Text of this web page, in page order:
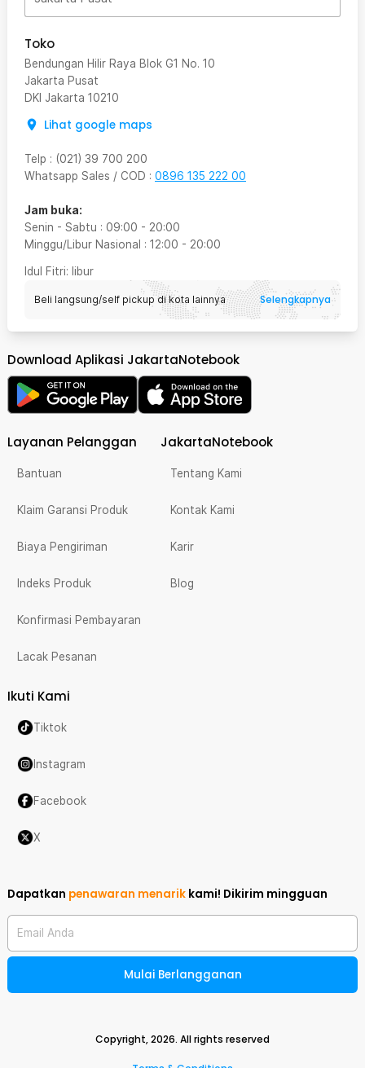
Toko
Bendungan Hilir Raya Blok G1 No. 10
Jakarta Pusat
DKI Jakarta 10210
Lihat google maps
Telp : (021) 39 700 200
Whatsapp Sales / COD : 0896 135 222 00
Jam buka:
Senin - Sabtu : 09:00 - 20:00
Minggu/Libur Nasional : 12:00 - 20:00
Idul Fitri: libur
Beli langsung/self pickup di kota lainnya Selengkapnya
Download Aplikasi JakartaNotebook
Layanan Pelanggan
Bantuan
Klaim Garansi Produk
Biaya Pengiriman
Indeks Produk
Konfirmasi Pembayaran
Lacak Pesanan
JakartaNotebook
Tentang Kami
Kontak Kami
Karir
Blog
Ikuti Kami
Tiktok
Instagram
Facebook
X
Dapatkan penawaran menarik kami! Dikirim mingguan
Email Anda
Mulai Berlangganan
Copyright,2026. All rights reserved